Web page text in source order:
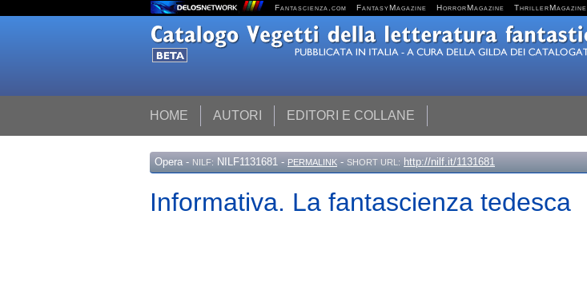
Fantascienza.com FantasyMagazine HorrorMagazine ThrillerMagazine
HOME AUTORI EDITORI E COLLANE
Opera - NILF: NILF1131681 - PERMALINK - SHORT URL: http://nilf.it/1131681
Informativa. La fantascienza tedesca